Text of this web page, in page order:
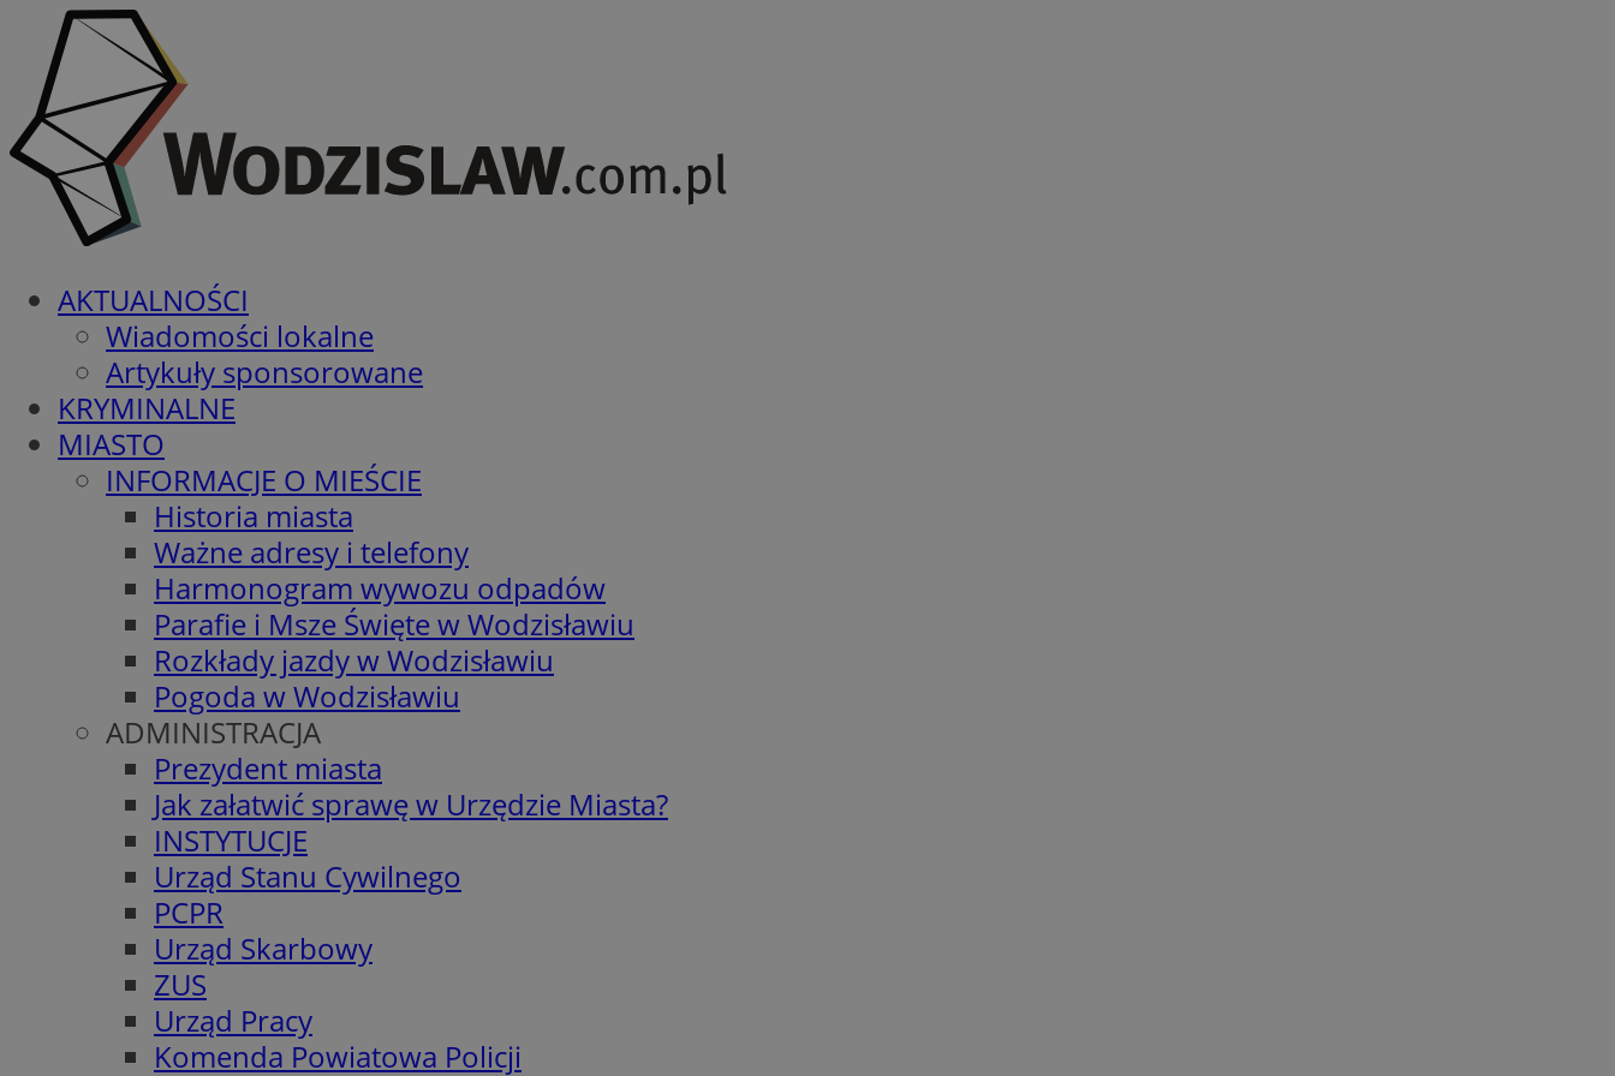
AKTUALNOŚCI
Wiadomości lokalne
Artykuły sponsorowane
KRYMINALNE
MIASTO
INFORMACJE O MIEŚCIE
Historia miasta
Ważne adresy i telefony
Harmonogram wywozu odpadów
Parafie i Msze Święte w Wodzisławiu
Rozkłady jazdy w Wodzisławiu
Pogoda w Wodzisławiu
ADMINISTRACJA
Prezydent miasta
Jak załatwić sprawę w Urzędzie Miasta?
INSTYTUCJE
Urząd Stanu Cywilnego
PCPR
Urząd Skarbowy
ZUS
Urząd Pracy
Komenda Powiatowa Policji